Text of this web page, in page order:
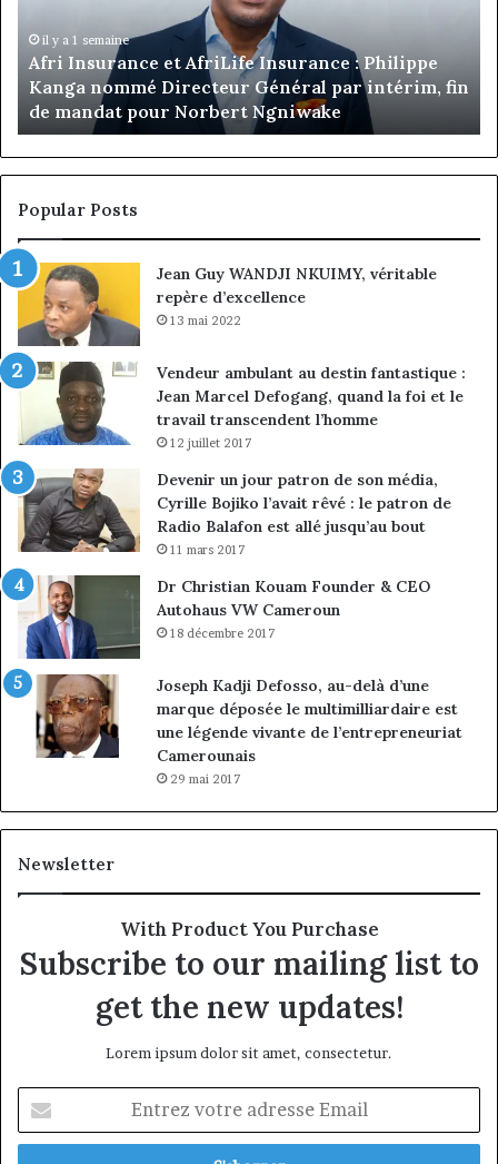
de
Jumia
Maroc
il y a 1 jour
Marcelle Monkam Siayojie prend les commandes
de Jumia Maroc
Popular Posts
Jean Guy WANDJI NKUIMY, véritable
repère d’excellence
13 mai 2022
Vendeur ambulant au destin fantastique :
Jean Marcel Defogang, quand la foi et le
travail transcendent l’homme
12 juillet 2017
Devenir un jour patron de son média,
Cyrille Bojiko l’avait rêvé : le patron de
Radio Balafon est allé jusqu’au bout
11 mars 2017
Dr Christian Kouam Founder & CEO
Autohaus VW Cameroun
18 décembre 2017
Joseph Kadji Defosso, au-delà d’une
marque déposée le multimilliardaire est
une légende vivante de l’entrepreneuriat
Camerounais
29 mai 2017
Newsletter
With Product You Purchase
Subscribe to our mailing list to
get the new updates!
Lorem ipsum dolor sit amet, consectetur.
votre
adresse